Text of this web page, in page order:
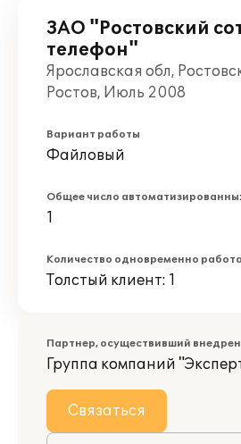
ЗАО "Ростовский
телефон"
Ярославская обл,
Ростов, Июль 2008
Вариант работы
Файловый
Общее число
1
Количество одновременно
Толстый клиент: 1
Партнер, осуществивший
Группа компаний
Связаться